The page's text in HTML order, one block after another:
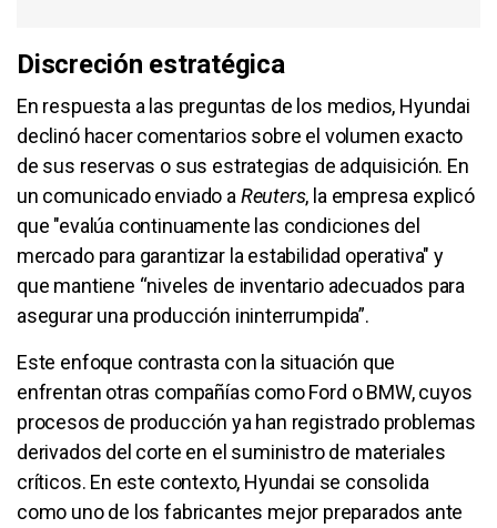
Discreción estratégica
En respuesta a las preguntas de los medios, Hyundai
declinó hacer comentarios sobre el volumen exacto
de sus reservas o sus estrategias de adquisición. En
un comunicado enviado a Reuters, la empresa explicó
que "evalúa continuamente las condiciones del
mercado para garantizar la estabilidad operativa" y
que mantiene “niveles de inventario adecuados para
asegurar una producción ininterrumpida”.
Este enfoque contrasta con la situación que
enfrentan otras compañías como Ford o BMW, cuyos
procesos de producción ya han registrado problemas
derivados del corte en el suministro de materiales
críticos. En este contexto, Hyundai se consolida
como uno de los fabricantes mejor preparados ante